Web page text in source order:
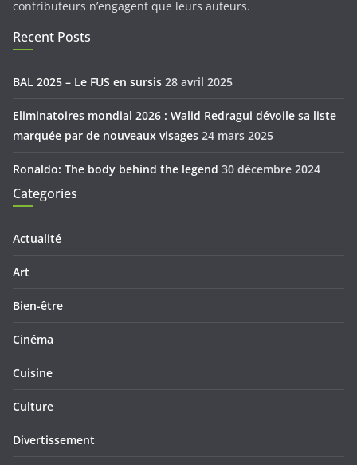
contributeurs n’engagent que leurs auteurs.
Recent Posts
BAL 2025 – Le FUS en sursis 28 avril 2025
Eliminatoires mondial 2026 : Walid Redragui dévoile sa liste
marquée par de nouveaux visages 24 mars 2025
Ronaldo: The body behind the legend 30 décembre 2024
Categories
Actualité
Art
Bien-être
Cinéma
Cuisine
Culture
Divertissement